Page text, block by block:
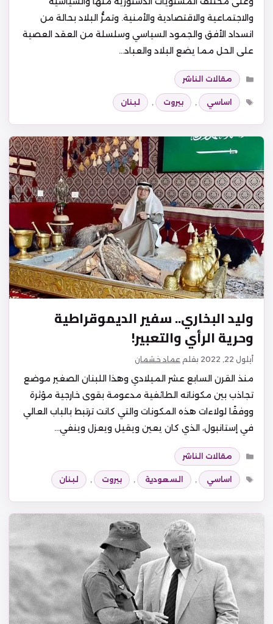
والاجتماعية والاقتصادية والأمنية. وتمرُّ البلاد بحالة من
انسداد الأفق والجمود السياسي وسلسلة من العقد العصية
على الحل مما يضع البلاد والعباد…
التصنيفات
مقالات الناشر
الوسوم
اساسي , بيروت , لبنان
وليد البخاري.. سفير الديموقراطية
وحرية الرأي والتعبير!
أيلول 22, 2022 بقلم عماد خشمان
منذ القرن السابع عشر الميلادي وهذا اللبنان الصغير موضع
تجاذب بين مكوناته الطائفية مدعومة بقوى خارجية مؤثرة
ووفقًا لولاءات هذه المكونات والتي كانت ترتبط بالباب العالي
في إستانبول، الذي كان يعين ويقيل ويعزل وينفي…
التصنيفات
مقالات الناشر
الوسوم
اساسي , السعودية , بيروت , لبنان